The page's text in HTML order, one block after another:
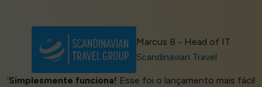
Marcus B - Head of IT
Scandinavian Travel
‘Simplesmente funciona! Esse foi o lançamento mais fácil